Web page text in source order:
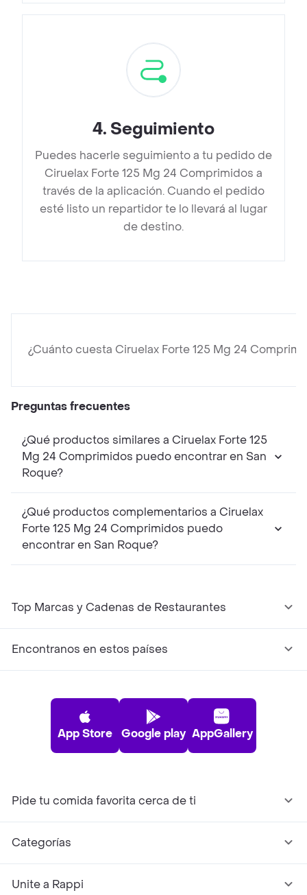
4. Seguimiento
Puedes hacerle seguimiento a tu pedido de
Ciruelax Forte 125 Mg 24 Comprimidos a
través de la aplicación. Cuando el pedido
esté listo un repartidor te lo llevará al lugar
de destino.
¿Cuánto cuesta Ciruelax Forte 125 Mg 24
Preguntas frecuentes
¿Qué productos similares a Ciruelax Forte 125
Mg 24 Comprimidos puedo encontrar en San
Roque?
¿Qué productos complementarios a Ciruelax
Forte 125 Mg 24 Comprimidos puedo
encontrar en San Roque?
Top Marcas y Cadenas de Restaurantes
Encontranos en estos países
App Store Google play AppGallery
Pide tu comida favorita cerca de ti
Categorías
Unite a Rappi